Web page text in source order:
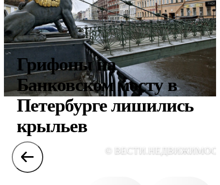
Грифоны на
Банковском мосту в
Петербурге лишились
крыльев
©